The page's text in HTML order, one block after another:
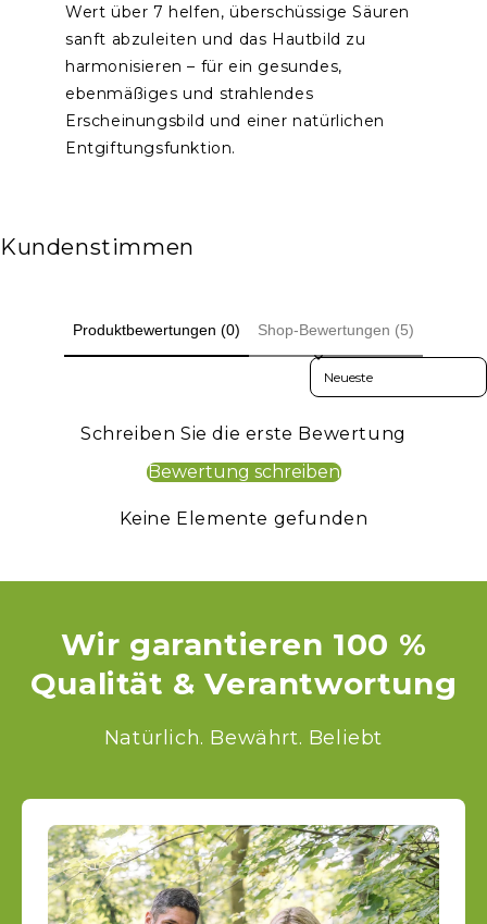
Wert über 7 helfen, überschüssige Säuren
sanft abzuleiten und das Hautbild zu
harmonisieren – für ein gesundes,
ebenmäßiges und strahlendes
Erscheinungsbild und einer natürlichen
Entgiftungsfunktion.
Kundenstimmen
Produktbewertungen (0) Shop-Bewertungen (5)
Sort reviews by
Schreiben Sie die erste Bewertung
Bewertung schreiben
Keine Elemente gefunden
Wir garantieren 100 %
Qualität & Verantwortung
Natürlich. Bewährt. Beliebt